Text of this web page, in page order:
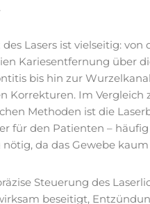
des Lasers ist vielseitig: von
Kariesentfernung über
bis hin zur
Korrekturen. Im Vergleich
Methoden ist die
für den Patienten –
da das Gewebe
Steuerung des
beseitigt,